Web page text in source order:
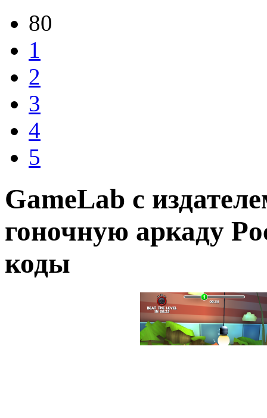
80
1
2
3
4
5
GameLab с
гоночную аркаду
коды